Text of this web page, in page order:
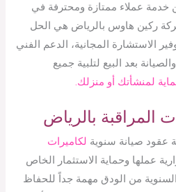
خدمة عملاء ممتازة ومحترفة في
ركين هاوس بالرياض هي الحل
الاستشارة المجانية، الدعم الفني
بعد البيع لتلبية جميع
لمنشأتك أو منزلك.
المراقبة بالرياض
عقود صيانة سنوية لكاميرات
عملها وحماية الاستثمار الخاص
السنوية من الودق مهمة جداً للحفاظ